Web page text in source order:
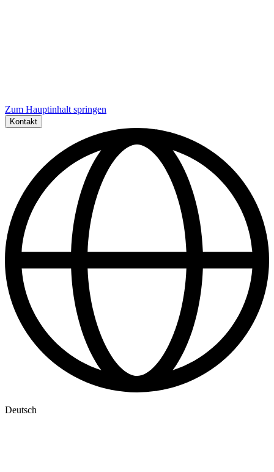
Zum Hauptinhalt springen
Kontakt
Deutsch